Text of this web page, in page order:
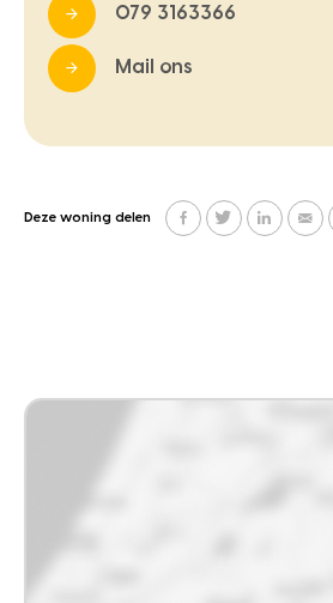
079 3163366
Mail ons
Deze woning delen